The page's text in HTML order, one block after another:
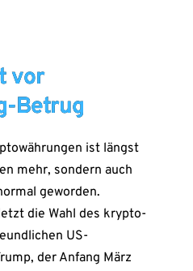
vor
Betrug
ist längst
mehr, sondern auch
geworden.
die Wahl des krypto-
US-
der Anfang März